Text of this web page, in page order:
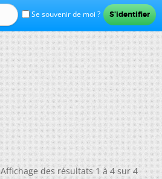
Se souvenir de moi ?
Affichage des résultats 1 à 4 sur 4